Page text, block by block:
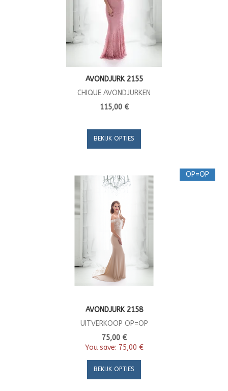
AVONDJURK 2155
CHIQUE AVONDJURKEN
115,00 €
BEKIJK OPTIES
OP=OP
AVONDJURK 2158
UITVERKOOP OP=OP
75,00 €
You save: 75,00 €
BEKIJK OPTIES